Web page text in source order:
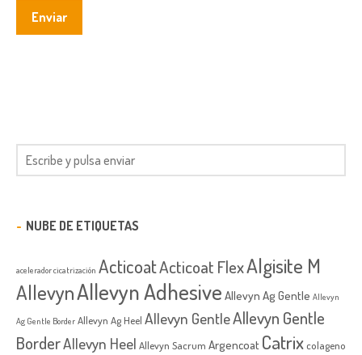
NUBE DE ETIQUETAS
acelerador cicatrización ActicoatActicoat FlexAlgisite M
AllevynAllevyn Adhesive Allevyn Ag Gentle Allevyn
Ag Gentle Border Allevyn Ag Heel Allevyn GentleAllevyn Gentle
BorderAllevyn Heel Allevyn Sacrum Argencoat Catrix colageno